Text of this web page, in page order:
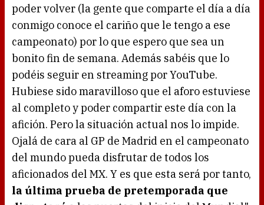
poder volver (la gente que comparte el día a día
conmigo conoce el cariño que le tengo a ese
campeonato) por lo que espero que sea un
bonito fin de semana. Además sabéis que lo
podéis seguir en streaming por YouTube.
Hubiese sido maravilloso que el aforo estuviese
al completo y poder compartir este día con la
afición. Pero la situación actual nos lo impide.
Ojalá de cara al GP de Madrid en el campeonato
del mundo pueda disfrutar de todos los
aficionados del MX. Y es que esta será por tanto,
la última prueba de pretemporada que